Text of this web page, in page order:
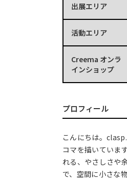
出展エリア
活動エリア
Creema オンラ
インショップ
プロフィール
こんにちは。
コマを描いていま
れる、やさしさや
で、空間に小さな